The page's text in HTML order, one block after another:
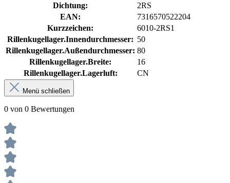
Dichtung:
2RS
EAN:
7316570522204
Kurzzeichen:
6010-2RS1
Rillenkugellager.Innendurchmesser: 50
Rillenkugellager.Außendurchmesser: 80
Rillenkugellager.Breite:
16
Rillenkugellager.Lagerluft:
CN
Menü schließen
0 von 0 Bewertungen